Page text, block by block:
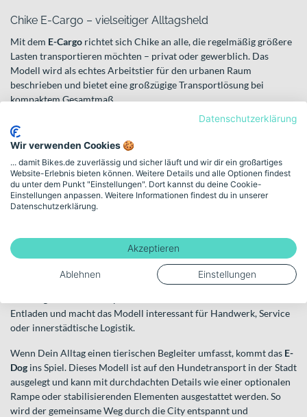
Chike E-Cargo – vielseitiger Alltagsheld
Mit dem E-Cargo richtet sich Chike an alle, die regelmäßig größere
Lasten transportieren möchten – privat oder gewerblich. Das
Modell wird als echtes Arbeitstier für den urbanen Raum
beschrieben und bietet eine großzügige Transportlösung bei
kompaktem Gesamtmaß.
Ob Du damit Besorgungen erledigst, Lieferfahrten planst oder
Material bewegst: Das E-Cargo ist auf hohe Alltagstauglichkeit
ausgelegt. Gleichzeitig profitierst Du vom schmalen Aufbau, der Dir
auch in engen Straßen oder auf schmalen Wegen
Bewegungsfreiheit lässt.
Weitere Modelle und
Für professionelle Anforderungen bietet Chike das
an.
Diese Variante ist besonders auf den Transport von Werkzeugen,
Ausrüstung oder größeren Lasten ausgelegt. Die stabile und
Entladen und macht das Modell interessant für Handwerk, Service
oder innerstädtische Logistik.
Wenn Dein Alltag einen tierischen Begleiter umfasst, kommt das E-
Dog ins Spiel. Dieses Modell ist auf den Hundetransport in der Stadt
ausgelegt und kann mit durchdachten Details wie einer optionalen
Rampe oder stabilisierenden Elementen ausgestattet werden. So
wird der gemeinsame Weg durch die City entspannt und
Datenschutzerklärung
Wir verwenden Cookies 🍪
... damit Bikes.de zuverlässig und sicher läuft und wir dir ein großartiges
Website-Erlebnis bieten können. Weitere Details und alle Optionen findest
du unter dem Punkt "Einstellungen". Dort kannst du deine Cookie-
Einstellungen anpassen. Weitere Informationen findest du in unserer
Datenschutzerklärung.
Akzeptieren
Ablehnen Einstellungen